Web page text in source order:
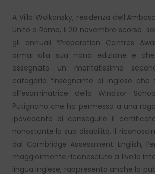
A Villa Wolkonsky, residenza
Unito a Roma, il 20 novembre scorso
gli annuali “Preparation Centres
ormai alla sua nona edizione e
assegnato un meritatissimo
categoria “Insegnante di inglese che
all’esaminatrice della Windsor
Putignano che ha permesso a una
ipovedente di conseguire il
nonostante la sua disabilità. Il
dal Cambridge Assessment English,
maggiormente riconosciuto a livello
lingua inglese, rappresenta anche la